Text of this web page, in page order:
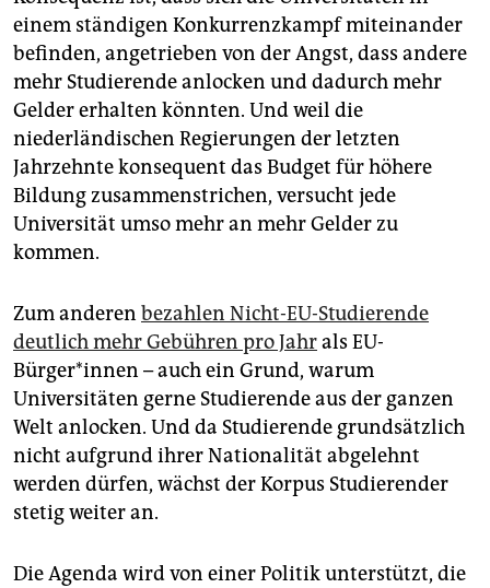
einem ständigen Konkurrenzkampf miteinander
befinden, angetrieben von der Angst, dass andere
mehr Studierende anlocken und dadurch mehr
Gelder erhalten könnten. Und weil die
niederländischen Regierungen der letzten
Jahrzehnte konsequent das Budget für höhere
Bildung zusammenstrichen, versucht jede
Universität umso mehr an mehr Gelder zu
kommen.
Zum anderen bezahlen Nicht-EU-Studierende
deutlich mehr Gebühren pro Jahrals EU-
Bürger*innen – auch ein Grund, warum
Universitäten gerne Studierende aus der ganzen
Welt anlocken. Und da Studierende grundsätzlich
nicht aufgrund ihrer Nationalität abgelehnt
werden dürfen, wächst der Korpus Studierender
stetig weiter an.
Die Agenda wird von einer Politik unterstützt, die